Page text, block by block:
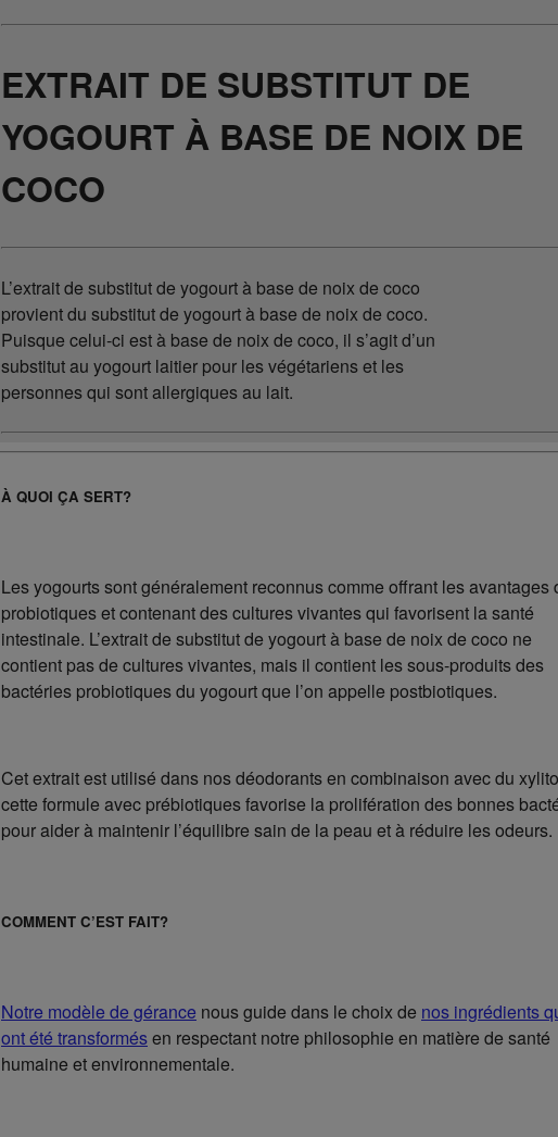
EXTRAIT DE SUBSTITUT DE
YOGOURT À BASE DE NOIX DE
COCO
L’extrait de substitut de yogourt à base de noix de coco
provient du substitut de yogourt à base de noix de coco.
Puisque celui-ci est à base de noix de coco, il s’agit d’un
substitut au yogourt laitier pour les végétariens et les
personnes qui sont allergiques au lait.
À QUOI ÇA SERT?
Les yogourts sont généralement reconnus comme offrant les avantages
probiotiques et contenant des cultures vivantes qui favorisent la santé
intestinale. L’extrait de substitut de yogourt à base de noix de coco ne
contient pas de cultures vivantes, mais il contient les sous-produits des
bactéries probiotiques du yogourt que l’on appelle postbiotiques.
Cet extrait est utilisé dans nos déodorants en combinaison avec du
cette formule avec prébiotiques favorise la prolifération des bonnes
pour aider à maintenir l’équilibre sain de la peau et à réduire les odeurs.
COMMENT C’EST FAIT?
Notre modèle de gérance nous guide dans le choix de nos ingrédients
ont été transformésen respectant notre philosophie en matière de santé
humaine et environnementale.